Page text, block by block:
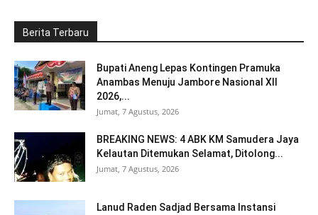
Berita Terbaru
Bupati Aneng Lepas Kontingen Pramuka
Anambas Menuju Jambore Nasional XII
2026,...
Jumat, 7 Agustus, 2026
BREAKING NEWS: 4 ABK KM Samudera Jaya
Kelautan Ditemukan Selamat, Ditolong...
Jumat, 7 Agustus, 2026
Lanud Raden Sadjad Bersama Instansi